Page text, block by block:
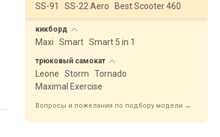
SS-91
SS-22 Aero Best Scooter 460
кикборд
Maxi Smart Smart 5 in 1
трюковый самокат
Leone Storm
Tornado
Maximal Exercise
Вопросы и пожелания по подбору модели →